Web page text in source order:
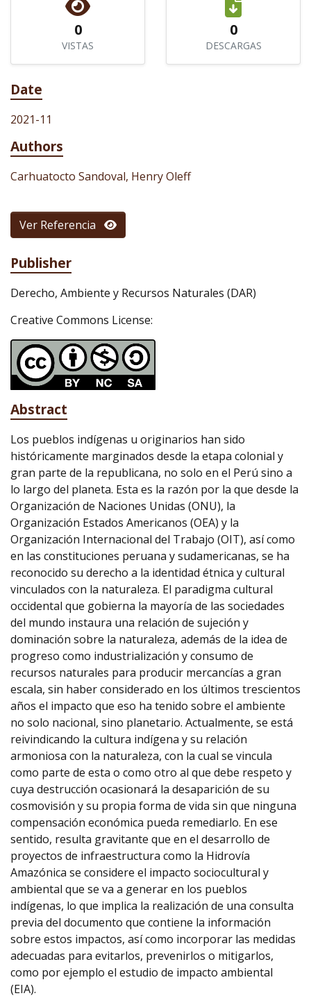
0
VISTAS
0
DESCARGAS
Date
2021-11
Authors
Carhuatocto Sandoval, Henry Oleff
Ver Referencia
Publisher
Derecho, Ambiente y Recursos Naturales (DAR)
Creative Commons License:
Abstract
Los pueblos indígenas u originarios han sido
históricamente marginados desde la etapa colonial y
gran parte de la republicana, no solo en el Perú sino a
lo largo del planeta. Esta es la razón por la que desde la
Organización de Naciones Unidas (ONU), la
Organización Estados Americanos (OEA) y la
Organización Internacional del Trabajo (OIT), así como
en las constituciones peruana y sudamericanas, se ha
reconocido su derecho a la identidad étnica y cultural
vinculados con la naturaleza. El paradigma cultural
occidental que gobierna la mayoría de las sociedades
del mundo instaura una relación de sujeción y
dominación sobre la naturaleza, además de la idea de
progreso como industrialización y consumo de
recursos naturales para producir mercancías a gran
escala, sin haber considerado en los últimos trescientos
años el impacto que eso ha tenido sobre el ambiente
no solo nacional, sino planetario. Actualmente, se está
reivindicando la cultura indígena y su relación
armoniosa con la naturaleza, con la cual se vincula
como parte de esta o como otro al que debe respeto y
cuya destrucción ocasionará la desaparición de su
cosmovisión y su propia forma de vida sin que ninguna
compensación económica pueda remediarlo. En ese
sentido, resulta gravitante que en el desarrollo de
proyectos de infraestructura como la Hidrovía
Amazónica se considere el impacto sociocultural y
ambiental que se va a generar en los pueblos
indígenas, lo que implica la realización de una consulta
previa del documento que contiene la información
sobre estos impactos, así como incorporar las medidas
adecuadas para evitarlos, prevenirlos o mitigarlos,
como por ejemplo el estudio de impacto ambiental
(EIA).